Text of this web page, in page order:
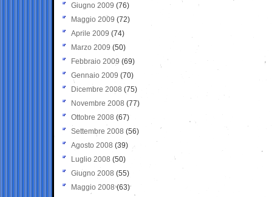
Giugno 2009 (76)
Maggio 2009 (72)
Aprile 2009 (74)
Marzo 2009 (50)
Febbraio 2009 (69)
Gennaio 2009 (70)
Dicembre 2008 (75)
Novembre 2008 (77)
Ottobre 2008 (67)
Settembre 2008 (56)
Agosto 2008 (39)
Luglio 2008 (50)
Giugno 2008 (55)
Maggio 2008(63)